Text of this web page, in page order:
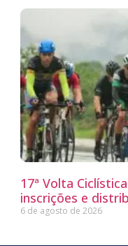
17ª Volta
inscrições e
6 de agosto de 2026